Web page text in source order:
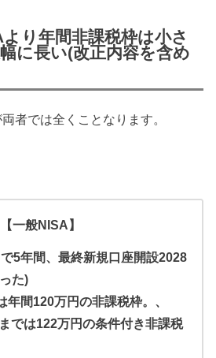
り年間非課税枠は小さ
に長い(改正内容を含め
者では全くことなります。
【一般NISA】
5年間、最終新規口座開設2028
た)
間120万円の非課税枠。、
では122万円の条件付き非課税